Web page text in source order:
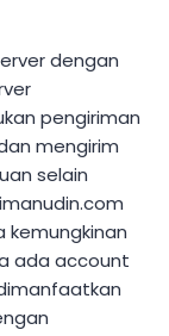
dengan
pengiriman
mengirim
selain
kemungkinan
ada account